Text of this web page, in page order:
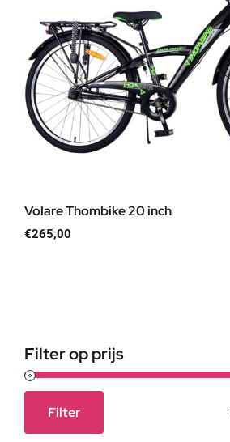
Volare Thombike 20 inch
€265,00
Filter op prijs
Filter